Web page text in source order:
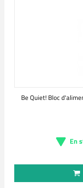
Be Quiet! Bloc
En